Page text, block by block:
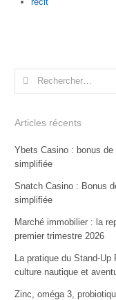
Rechercher :
Articles récents
Ybets Casino : bonus
simplifiée
Snatch Casino : Bonus
simplifiée
Marché immobilier : la
premier trimestre 2026
La pratique du Stand-Up
culture nautique et
Zinc, oméga 3,